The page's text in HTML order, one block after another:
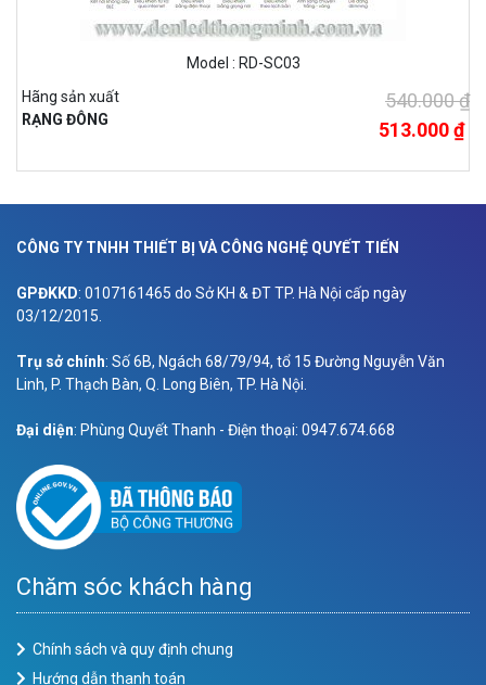
Model : RD-SC03
Hãng sản xuất
RẠNG ĐÔNG
540.000 ₫
513.000 ₫
CÔNG TY TNHH THIẾT BỊ VÀ CÔNG NGHỆ QUYẾT TIẾN
GPĐKKD: 0107161465 do Sở KH & ĐT TP. Hà Nội cấp ngày
03/12/2015.
Trụ sở chính: Số 6B, Ngách 68/79/94, tổ 15 Đường Nguyễn Văn
Linh, P. Thạch Bàn, Q. Long Biên, TP. Hà Nội.
Đại diện: Phùng Quyết Thanh - Điện thoại: 0947.674.668
Chăm sóc khách hàng
Chính sách và quy định chung
Hướng dẫn thanh toán